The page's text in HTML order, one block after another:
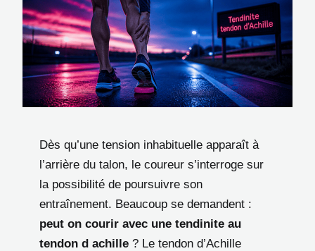
Dès qu’une tension inhabituelle apparaît à
l’arrière du talon, le coureur s’interroge sur
la possibilité de poursuivre son
entraînement. Beaucoup se demandent :
peut on courir avec une tendinite au
tendon d achille ? Le tendon d’Achille